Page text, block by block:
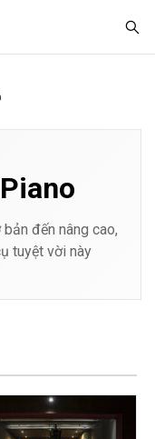
đến nâng cao,
tuyệt vời này